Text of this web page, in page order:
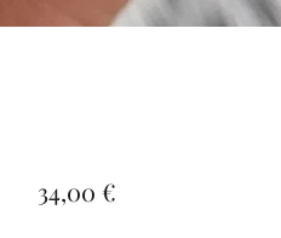
34,00 €Τιμή